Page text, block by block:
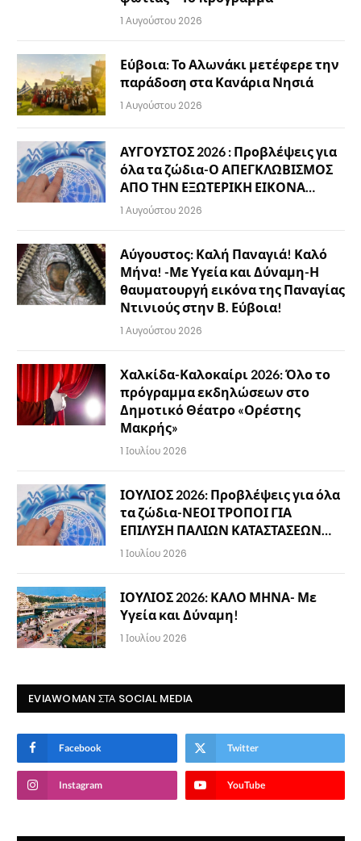
1 Αυγούστου 2026
Εύβοια: Το Αλωνάκι μετέφερε την
παράδοση στα Κανάρια Νησιά
1 Αυγούστου 2026
ΑΥΓΟΥΣΤΟΣ 2026 : Προβλέψεις για
όλα τα ζώδια-Ο ΑΠΕΓΚΛΩΒΙΣΜΟΣ
ΑΠΟ ΤΗΝ ΕΞΩΤΕΡΙΚΗ ΕΙΚΟΝΑ…
1 Αυγούστου 2026
Αύγουστος: Καλή Παναγιά! Καλό
Μήνα! -Με Υγεία και Δύναμη-Η
θαυματουργή εικόνα της Παναγίας
Ντινιούς στην Β. Εύβοια!
1 Αυγούστου 2026
Χαλκίδα-Καλοκαίρι 2026: Όλο το
πρόγραμμα εκδηλώσεων στο
Δημοτικό Θέατρο «Ορέστης
Μακρής»
1 Ιουλίου 2026
ΙΟΥΛΙΟΣ 2026: Προβλέψεις για όλα
τα ζώδια-ΝΕΟΙ ΤΡΟΠΟΙ ΓΙΑ
ΕΠΙΛΥΣΗ ΠΑΛΙΩΝ ΚΑΤΑΣΤΑΣΕΩΝ…
1 Ιουλίου 2026
ΙΟΥΛΙΟΣ 2026: ΚΑΛΟ ΜΗΝΑ- Με
Υγεία και Δύναμη!
1 Ιουλίου 2026
EVIAWOMAN ΣΤΑ SOCIAL MEDIA
Facebook Twitter
Instagram YouTube